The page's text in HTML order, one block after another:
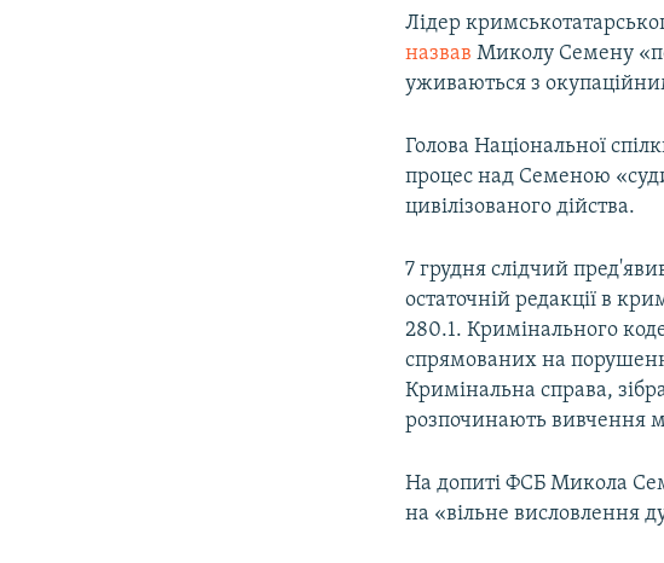
Лідер
назвав Миколу Семену
уживаються з
Голова Національної
процес над Семеною
цивілізованого дійства.
7 грудня слідчий
остаточній редакції в
280.1. Кримінального
спрямованих на порушення
Кримінальна справа,
розпочинають вивчення
На допиті ФСБ Микола
на «вільне висловлення